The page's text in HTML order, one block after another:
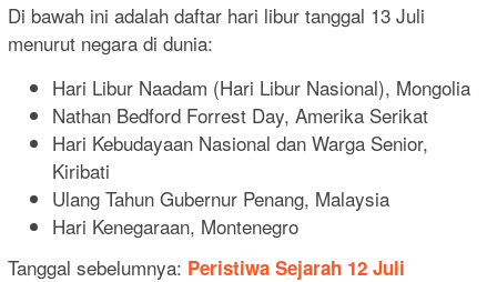
Di bawah ini adalah daftar hari libur tanggal 13 Juli
menurut negara di dunia:
Hari Libur Naadam (Hari Libur Nasional), Mongolia
Nathan Bedford Forrest Day, Amerika Serikat
Hari Kebudayaan Nasional dan Warga Senior,
Kiribati
Ulang Tahun Gubernur Penang, Malaysia
Hari Kenegaraan, Montenegro
Tanggal sebelumnya: Peristiwa Sejarah 12 Juli